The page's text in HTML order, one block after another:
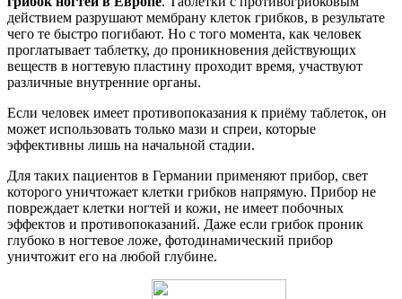
действием разрушают мембрану клеток грибков, в результате
чего те быстро погибают. Но с того момента, как человек
проглатывает таблетку, до проникновения действующих
веществ в ногтевую пластину проходит время, участвуют
различные внутренние органы.
Если человек имеет противопоказания к приёму таблеток, он
может использовать только мази и спреи, которые
эффективны лишь на начальной стадии.
Для таких пациентов в Германии применяют прибор, свет
которого уничтожает клетки грибков напрямую. Прибор не
повреждает клетки ногтей и кожи, не имеет побочных
эффектов и противопоказаний. Даже если грибок проник
глубоко в ногтевое ложе, фотодинамический прибор
уничтожит его на любой глубине.